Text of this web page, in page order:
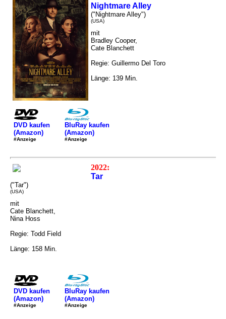
Nightmare Alley
("Nightmare Alley")
(USA)
mit
Bradley Cooper,
Cate Blanchett
Regie: Guillermo Del Toro
Länge: 139 Min.
DVD kaufen
(Amazon)
#Anzeige
BluRay kaufen
(Amazon)
#Anzeige
2022:
Tar
("Tar")
(USA)
mit
Cate Blanchett,
Nina Hoss
Regie: Todd Field
Länge: 158 Min.
DVD kaufen
(Amazon)
#Anzeige
BluRay kaufen
(Amazon)
#Anzeige